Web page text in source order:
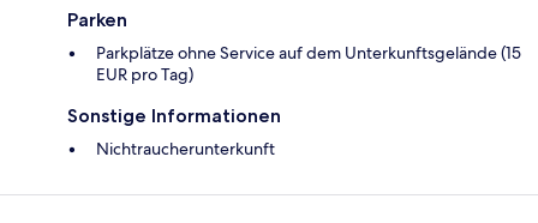
Parken
Parkplätze ohne Service auf dem Unterkunftsgelände (15
EUR pro Tag)
Sonstige Informationen
Nichtraucherunterkunft